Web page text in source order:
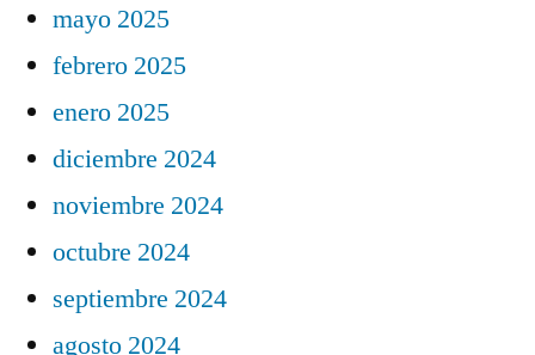
mayo 2025
febrero 2025
enero 2025
diciembre 2024
noviembre 2024
octubre 2024
septiembre 2024
agosto 2024